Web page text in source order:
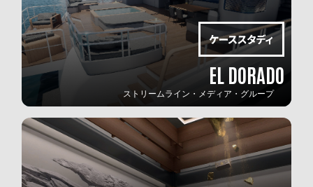
EL DORADO
ストリームライン・メディア・グループ